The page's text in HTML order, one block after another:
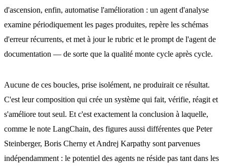
d'ascension, enfin, automatise l'amélioration : un agent d'analyse
examine périodiquement les pages produites, repère les schémas
d'erreur récurrents, et met à jour le rubric et le prompt de l'agent de
documentation — de sorte que la qualité monte cycle après cycle.
Aucune de ces boucles, prise isolément, ne produirait ce résultat.
C'est leur composition qui crée un système qui fait, vérifie, réagit et
s'améliore tout seul. Et c'est exactement la conclusion à laquelle,
comme le note LangChain, des figures aussi différentes que Peter
Steinberger, Boris Cherny et Andrej Karpathy sont parvenues
indépendamment : le potentiel des agents ne réside pas tant dans les